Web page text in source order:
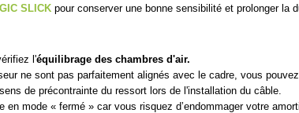
SLICK pour conserver une bonne sensibilité et prolonger la
l'équilibrage des chambres d'air.
ne sont pas parfaitement alignés avec le cadre, vous
de précontrainte du ressort lors de l'installation du câble.
mode « fermé » car vous risquez d’endommager votre